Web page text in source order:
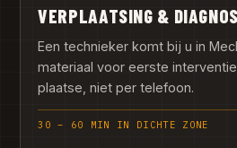
VERPLAATSING &
Een technieker komt bij u in
materiaal voor eerste
plaatse, niet per telefoon.
30 – 60 MIN IN DICHTE ZONE